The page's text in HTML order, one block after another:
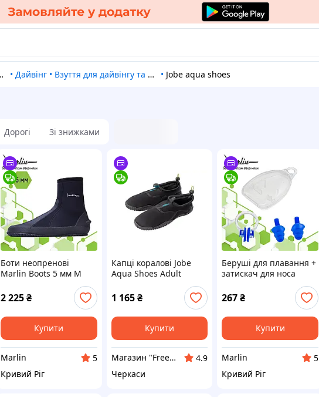
• Дайвінг • Взуття для дайвінгу та плавання • Jobe aqua shoes
Дорогі Зі знижками
Боти неопренові
Marlin Boots 5 мм M
2 225₴
Купити
Marlin
5
Кривий Ріг
Капці коралові Jobe
Aqua Shoes Adult
1 165 ₴
Купити
Магазин "Freeride"
4.9
Черкаси
Беруші для плавання +
затискач для носа
267₴
Купити
Marlin
5
Кривий Ріг